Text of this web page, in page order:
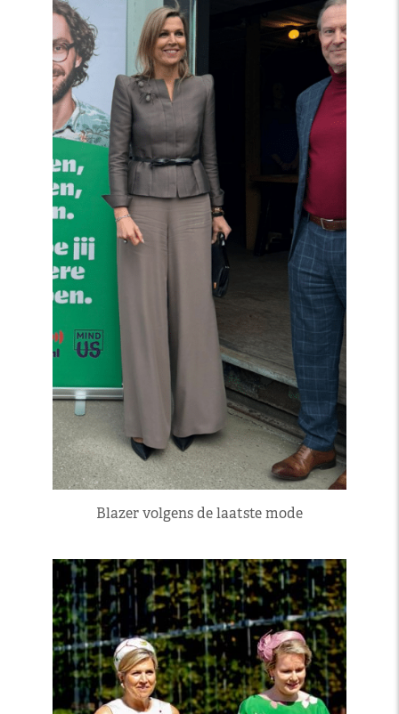
Blazer volgens de laatste mode